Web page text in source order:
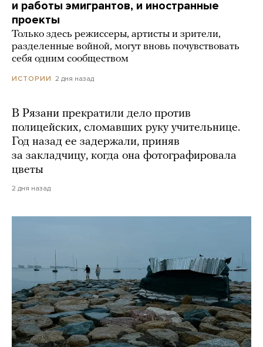
и работы эмигрантов, и иностранные
проекты
Только здесь режиссеры, артисты и зрители,
разделенные войной, могут вновь почувствовать
себя одним сообществом
ИСТОРИИ 2 дня назад
В Рязани прекратили дело против
полицейских, сломавших руку учительнице.
Год назад ее задержали, приняв
за закладчицу, когда она фотографировала
цветы
2 дня назад